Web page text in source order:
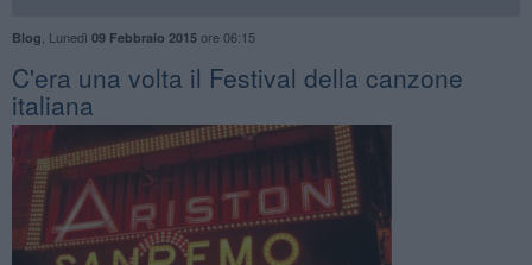
Blog Lunedì 09 Febbraio 2015ore 06:15
C'era una volta il Festival della canzone
italiana